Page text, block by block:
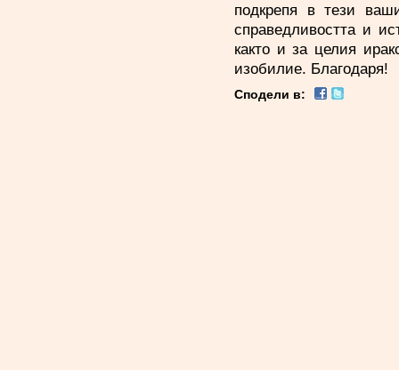
подкрепя в тези
справедливостта и
както и за целия
изобилие. Благодаря!
Сподели в: